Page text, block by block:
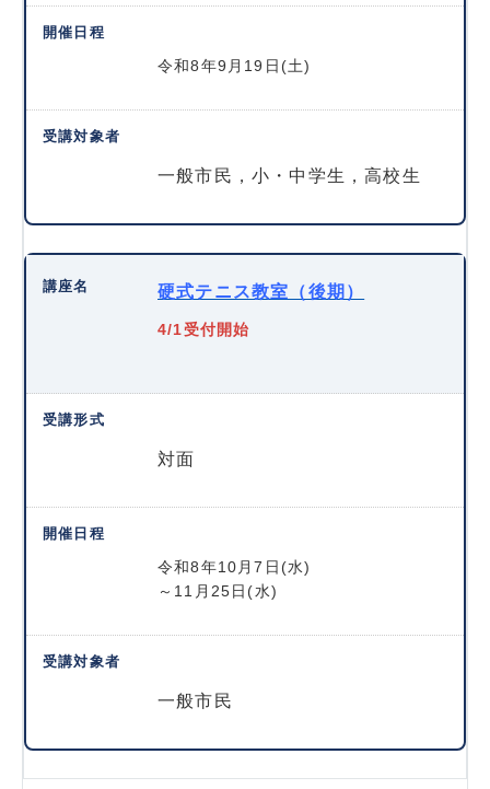
令和8年9月19日(土)
一般市民，小・中学生，高校生
硬式テニス教室（後期）
4/1受付開始
対面
令和8年10月7日(水)
～11月25日(水)
一般市民